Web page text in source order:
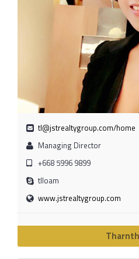
tl@jstrealtygroup.com/home
Managing Director
+668 5996 9899
tlloam
www.jstrealtygroup.com